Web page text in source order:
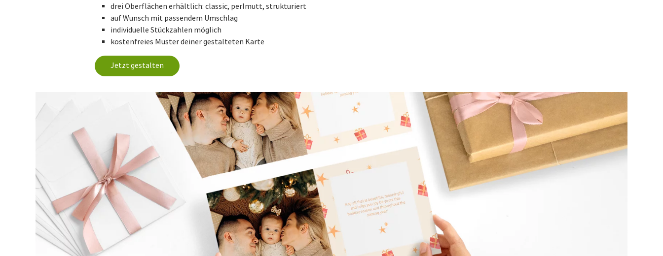
drei Oberflächen erhältlich: classic, perlmutt, strukturiert
auf Wunsch mit passendem Umschlag
individuelle Stückzahlen möglich
kostenfreies Muster deiner gestalteten Karte
Jetzt gestalten